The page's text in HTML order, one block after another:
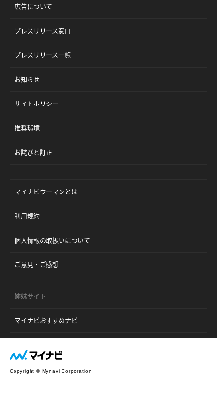
広告について
プレスリリース窓口
プレスリリース一覧
お知らせ
サイトポリシー
推奨環境
お詫びと訂正
マイナビウーマンとは
利用規約
個人情報の取扱いについて
ご意見・ご感想
姉妹サイト
マイナビおすすめナビ
Copyright © Mynavi Corporation